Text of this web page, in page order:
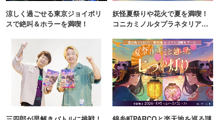
涼しく過ごせる東京ジョイポリ
スで絶叫＆ホラーを満喫！
妖怪夏祭りや花火で夏を満喫！
コニカミノルタプラネタリア